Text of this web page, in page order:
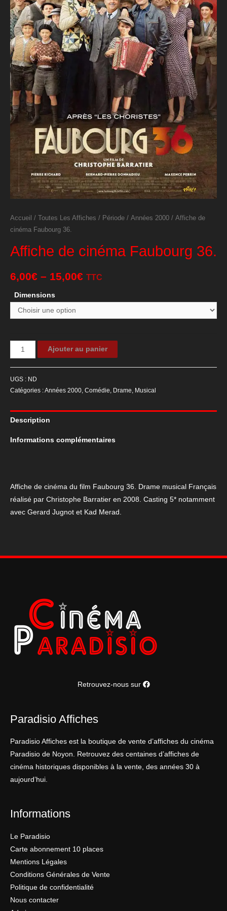
Accueil / Toutes Les Affiches / Période / Années 2000 / Affiche de
cinéma Faubourg 36.
Affiche de cinéma Faubourg 36.
6,00€ – 15,00€ TTC
Dimensions
quantité
de
Faubourg
36.
Ajouter au panier
UGS : ND
Catégories :Années 2000, Comédie, Drame, Musical
Description
Informations complémentaires
Affiche de cinéma du film Faubourg 36. Drame musical Français
réalisé par Christophe Barratier en 2008. Casting 5* notamment
avec Gerard Jugnot et Kad Merad.
Retrouvez-nous sur
Paradisio Affiches
Paradisio Affiches est la boutique de vente d’affiches du cinéma
Paradisio de Noyon. Retrouvez des centaines d’affiches de
cinéma historiques disponibles à la vente, des années 30 à
aujourd’hui.
Informations
Le Paradisio
Carte abonnement 10 places
Mentions Légales
Conditions Générales de Vente
Politique de confidentialité
Nous contacter